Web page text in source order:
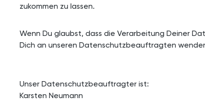
zukommen zu lassen.
Wenn Du glaubst, dass die Verarbeitung Deiner
Dich an unseren Datenschutzbeauftragten
Unser Datenschutzbeauftragter ist:
Karsten Neumann